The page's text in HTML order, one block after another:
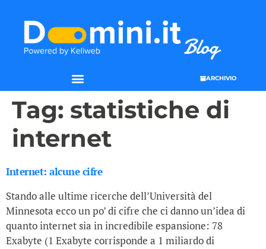
ARCHIVIO
Tag: statistiche di
internet
Internet: alcune cifre
Stando alle ultime ricerche dell’Università del
Minnesota ecco un po’ di cifre che ci danno un’idea di
quanto internet sia in incredibile espansione: 78
Exabyte (1 Exabyte corrisponde a 1 miliardo di